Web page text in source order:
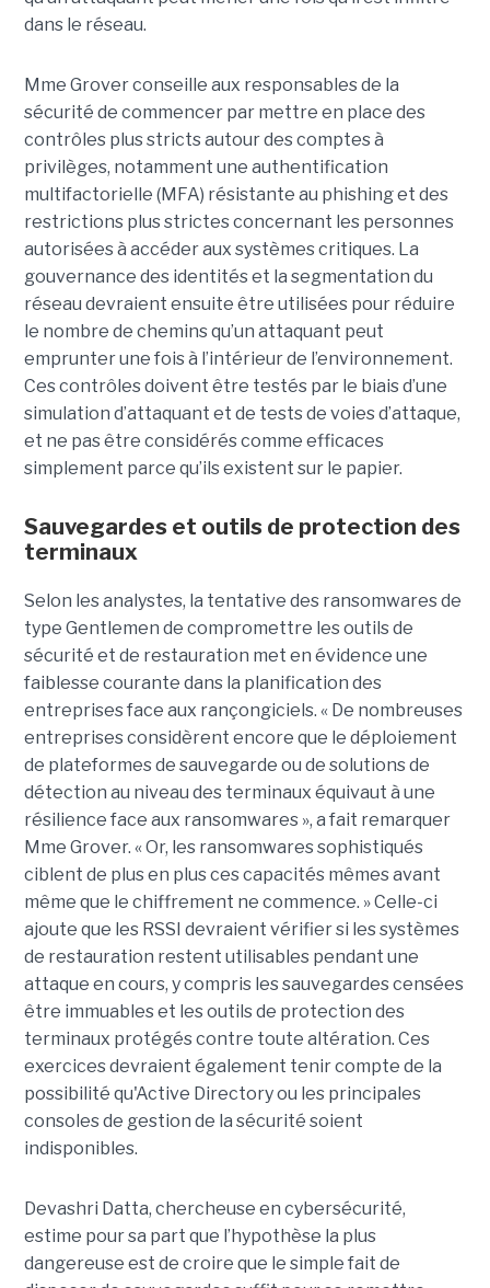
dans le réseau.
Mme Grover conseille aux responsables de la
sécurité de commencer par mettre en place des
contrôles plus stricts autour des comptes à
privilèges, notamment une authentification
multifactorielle (MFA) résistante au phishing et des
restrictions plus strictes concernant les personnes
autorisées à accéder aux systèmes critiques. La
gouvernance des identités et la segmentation du
réseau devraient ensuite être utilisées pour réduire
le nombre de chemins qu’un attaquant peut
emprunter une fois à l’intérieur de l’environnement.
Ces contrôles doivent être testés par le biais d’une
simulation d’attaquant et de tests de voies d’attaque,
et ne pas être considérés comme efficaces
simplement parce qu’ils existent sur le papier.
Sauvegardes et outils de protection des
terminaux
Selon les analystes, la tentative des ransomwares de
type Gentlemen de compromettre les outils de
sécurité et de restauration met en évidence une
faiblesse courante dans la planification des
entreprises face aux rançongiciels. « De nombreuses
entreprises considèrent encore que le déploiement
de plateformes de sauvegarde ou de solutions de
détection au niveau des terminaux équivaut à une
résilience face aux ransomwares », a fait remarquer
Mme Grover. « Or, les ransomwares sophistiqués
ciblent de plus en plus ces capacités mêmes avant
même que le chiffrement ne commence. » Celle-ci
ajoute que les RSSI devraient vérifier si les systèmes
de restauration restent utilisables pendant une
attaque en cours, y compris les sauvegardes censées
être immuables et les outils de protection des
terminaux protégés contre toute altération. Ces
exercices devraient également tenir compte de la
possibilité qu'Active Directory ou les principales
consoles de gestion de la sécurité soient
indisponibles.
Devashri Datta, chercheuse en cybersécurité,
estime pour sa part que l’hypothèse la plus
dangereuse est de croire que le simple fait de